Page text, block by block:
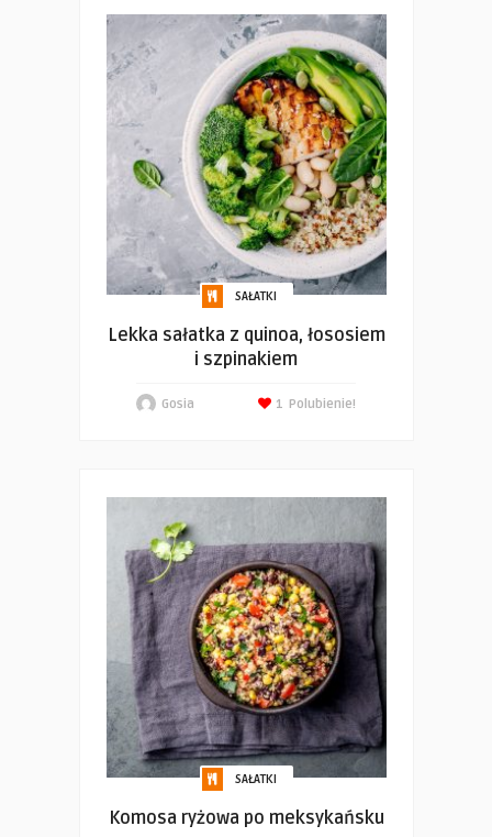
SAŁATKI
Lekka sałatka z quinoa, łososiem
i szpinakiem
Gosia Polubienie!
1
SAŁATKI
Komosa ryżowa po meksykańsku